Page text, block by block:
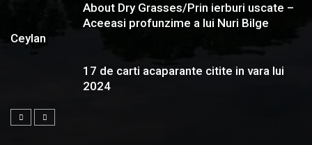
About Dry Grasses/Prin ierburi uscate –
Aceeasi profunzime a lui Nuri Bilge
Ceylan
17 de carti acaparante citite in vara lui
2024